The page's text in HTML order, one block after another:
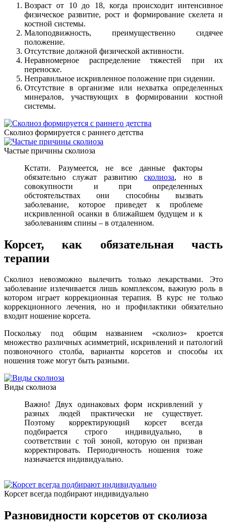
Возраст от 10 до 18, когда происходит интенсивное
физическое развитие, рост и формирование скелета и
костной системы.
Малоподвижность, преимущественно сидячее
положение.
Отсутствие должной физической активности.
Неравномерное распределение тяжестей при их
переноске.
Неправильное искривленное положение при сидении.
Отсутствие в организме или нехватка определенных
минералов, участвующих в формировании костной
системы.
Сколиоз формируется с раннего детства
Частые причины сколиоза
Кстати. Разумеется, не все данные факторы
обязательно служат развитиюсколиоза, но в
совокупности и при определенных
обстоятельствах они способны вызвать
заболевание, которое приведет к проблеме
искривленной осанки в ближайшем будущем и к
заболеваниям спины – в отдаленном.
Корсет, как обязательная часть
терапии
Сколиоз невозможно вылечить только лекарствами. Это
заболевание излечивается лишь комплексом, важную роль в
котором играет коррекционная терапия. В курс не только
коррекционного лечения, но и профилактики обязательно
входит ношение корсета.
Поскольку под общим названием «сколиоз» кроется
множество различных асимметрий, искривлений и патологий
позвоночного столба, варианты корсетов и способы их
ношения тоже могут быть разными.
Виды сколиоза
Важно! Двух одинаковых форм искривлений у
разных людей практически не существует.
Поэтому корректирующий корсет всегда
подбирается строго индивидуально, в
соответствии с той зоной, которую он призван
корректировать. Периодичность ношения тоже
назначается индивидуально.
Корсет всегда подбирают индивидуально
Разновидности корсетов от сколиоза